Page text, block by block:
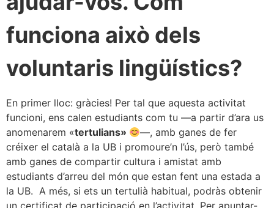
funciona això dels
voluntaris lingüístics?
En primer lloc: gràcies! Per tal que aquesta activitat
funcioni, ens calen estudiants com tu —a partir d’ara us
anomenarem «tertulians»
—, amb ganes de fer
créixer el català a la UB i promoure’n l’ús, però també
amb ganes de compartir cultura i amistat amb
estudiants d’arreu del món que estan fent una estada a
la UB. A més, si ets un tertulià habitual, podràs obtenir